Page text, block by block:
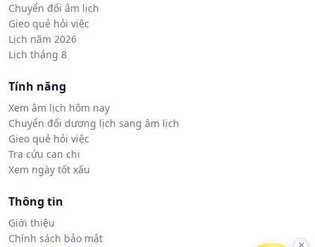
Chuyển đổi âm lịch
Gieo quẻ hỏi việc
Lịch năm 2026
Lịch tháng 8
Tính năng
Xem âm lịch hôm nay
Chuyển đổi dương lịch sang âm lịch
Gieo quẻ hỏi việc
Tra cứu can chi
Xem ngày tốt xấu
Thông tin
Giới thiệu
Chính sách bảo mật